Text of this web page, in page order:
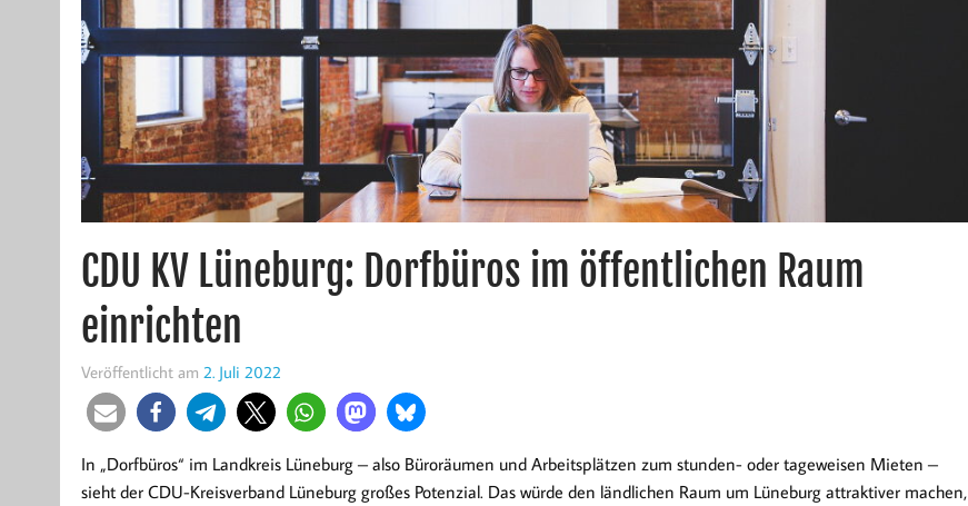
CDU KV Lüneburg: Dorfbüros im öffentlichen Raum
einrichten
Veröffentlicht am 2. Juli 2022
In „Dorfbüros“ im Landkreis Lüneburg – also Büroräumen und Arbeitsplätzen zum stunden- oder tageweisen Mieten –
sieht der CDU-Kreisverband Lüneburg großes Potenzial. Das würde den ländlichen Raum um Lüneburg attraktiver machen,